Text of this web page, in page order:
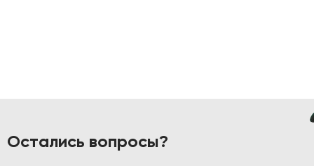
Остались вопросы?